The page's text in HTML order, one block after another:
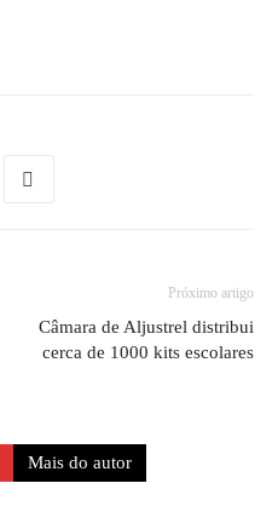
Próximo artigo
Câmara de Aljustrel distribui
cerca de 1000 kits escolares
Mais do autor